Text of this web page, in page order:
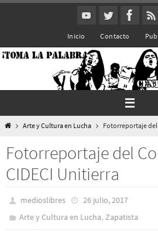
Inicio Contacto
InicioArte y Cultura en Lucha Fotorreportaje del
Fotorreportaje del
CIDECI Unitierra
medioslibres
26 julio, 2017
Arte y Cultura en Lucha, Zapatista